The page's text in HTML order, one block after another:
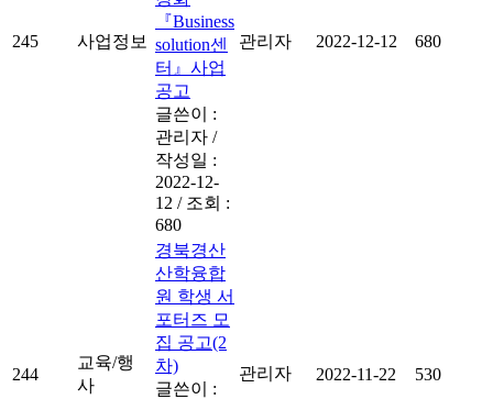
245 사업정보
『Business
solution센
터』사업
공고
글쓴이 :
관리자 /
작성일 :
2022-12-
12 / 조회 :
680
관리자 2022-12-12 680
244
교육/행
사
경북경산
산학융합
원 학생 서
포터즈 모
집 공고(2
차)
글쓴이 :
관리자 2022-11-22 530